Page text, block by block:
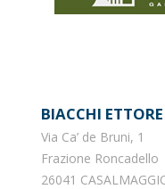
BIACCHI
Via Ca’ de Bruni, 1
Frazione Roncadello
26041